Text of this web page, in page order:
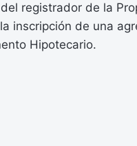
registrador de la
inscripción de una
Hipotecario.